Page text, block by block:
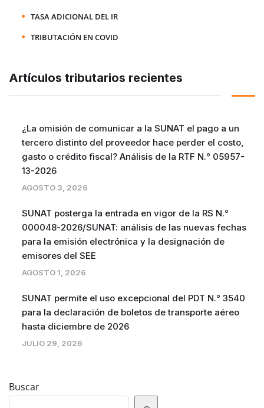
TASA ADICIONAL DEL IR
TRIBUTACIÓN EN COVID
Artículos tributarios recientes
¿La omisión de comunicar a la SUNAT el pago a un
tercero distinto del proveedor hace perder el costo,
gasto o crédito fiscal? Análisis de la RTF N.° 05957-
13-2026
AGOSTO 3, 2026
SUNAT posterga la entrada en vigor de la RS N.°
000048-2026/SUNAT: análisis de las nuevas fechas
para la emisión electrónica y la designación de
emisores del SEE
AGOSTO 1, 2026
SUNAT permite el uso excepcional del PDT N.° 3540
para la declaración de boletos de transporte aéreo
hasta diciembre de 2026
JULIO 29, 2026
Buscar